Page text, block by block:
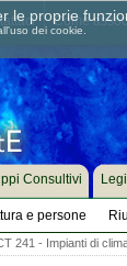
Come
e persone
Consultivi
241 - Impianti di
le proprie
dei cookie.